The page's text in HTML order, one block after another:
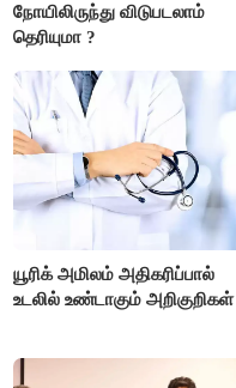
நோயிலிருந்து விடுபடலாம்
தெரியுமா ?
யூரிக் அமிலம் அதிகரிப்பால்
உடலில் உண்டாகும் அறிகுறிகள்